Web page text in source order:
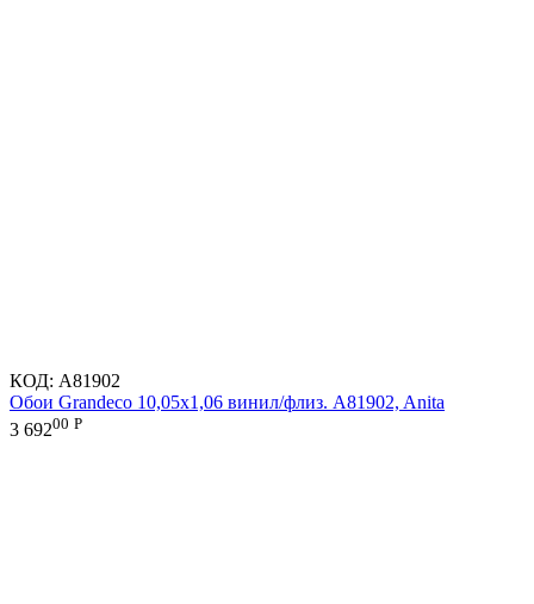
КОД: A81902
Обои Grandeco 10,05х1,06 винил/флиз. A81902, Anita
3 69200 Р